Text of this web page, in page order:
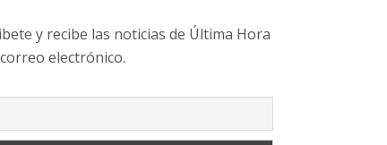
y recibe las noticias de Última Hora
electrónico.